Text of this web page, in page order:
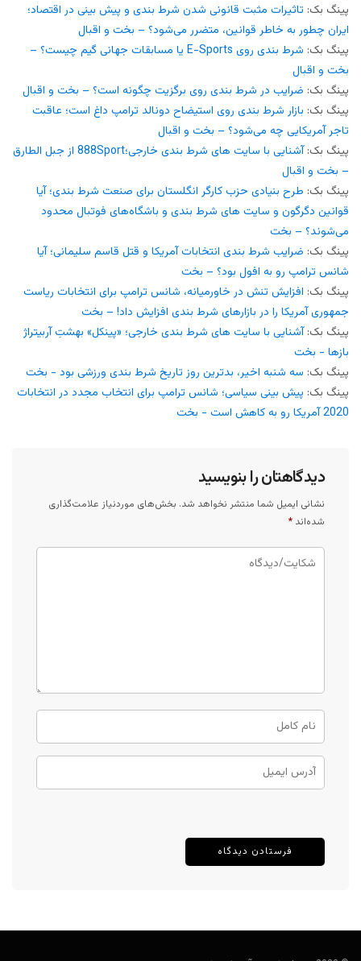
پینگ بک: تاثیرات مثبت قانونی شدن شرط بندی و پیش بینی در اقتصاد؛
ایران چطور به خاطر قوانین، متضرر می‌شود؟ – بخت و اقبال
پینگ بک:
شرط بندی روی E-Sports یا مسابقات جهانی گیم چیست؟ –
بخت و اقبال
پینگ بک: ضرایب در شرط بندی روی برگزیت چگونه است؟ – بخت و اقبال
پینگ بک: بازار شرط بندی روی استیضاح دونالد ترامپ داغ است؛ عاقبت
تاجر آمریکایی چه می‌شود؟ – بخت و اقبال
پینگ بک:
آشنایی با سایت های شرط بندی خارجی؛888Sport از جبل الطارق
– بخت و اقبال
پینگ بک: طرح بنیادی حزب کارگر انگلستان برای صنعت شرط بندی؛ آیا
قوانین دگرگون و سایت های شرط بندی و باشگاه‌های فوتبال محدود
می‌شوند؟ – بخت
پینگ بک: ضرایب شرط بندی انتخابات آمریکا و قتل قاسم سلیمانی؛ آیا
شانس ترامپ رو به افول بود؟ – بخت
پینگ بک: افزایش تنش در خاورمیانه، شانس ترامپ برای انتخابات ریاست
جمهوری آمریکا را در بازارهای شرط بندی افزایش داد! – بخت
پینگ بک:آشنایی با سایت های شرط بندی خارجی؛ «پینکل» بهشتِ آربیتراژ
بازها - بخت
پینگ بک: سه شنبه اخیر، بدترین روز تاریخ شرط بندی ورزشی بود - بخت
پینگ بک: پیش بینی سیاسی؛ شانس ترامپ برای انتخاب مجدد در انتخابات
2020 آمریکا رو به کاهش است - بخت
دیدگاهتان را بنویسید
نشانی ایمیل شما منتشر نخواهد شد. بخش‌های موردنیاز علامت‌گذاری
شده‌اند *